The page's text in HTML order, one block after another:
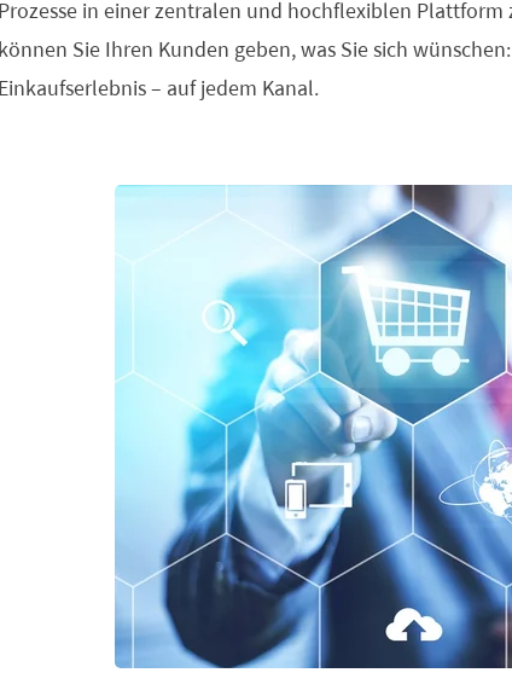
Prozesse in einer zentralen und hochflexiblen
können Sie Ihren Kunden geben, was Sie sich
Einkaufserlebnis – auf jedem Kanal.